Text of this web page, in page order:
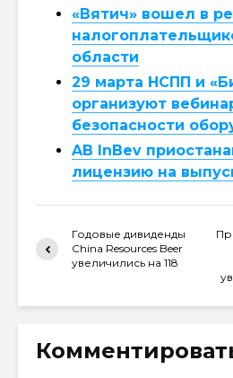
«Вятич» вошел в
области
29 марта НСПП и
организуют
безопасности
AB InBev
лицензию на
Годовые дивиденды
China Resources Beer
увеличились на 118